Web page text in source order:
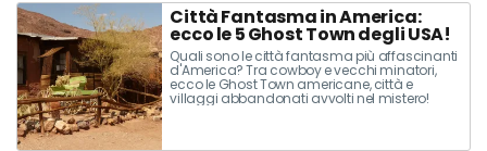
Città Fantasma in America:
ecco le 5 Ghost Town degli USA!
Quali sono le città fantasma più affascinanti
d'America? Tra cowboy e vecchi minatori,
ecco le Ghost Town americane, città e
villaggi abbandonati avvolti nel mistero!